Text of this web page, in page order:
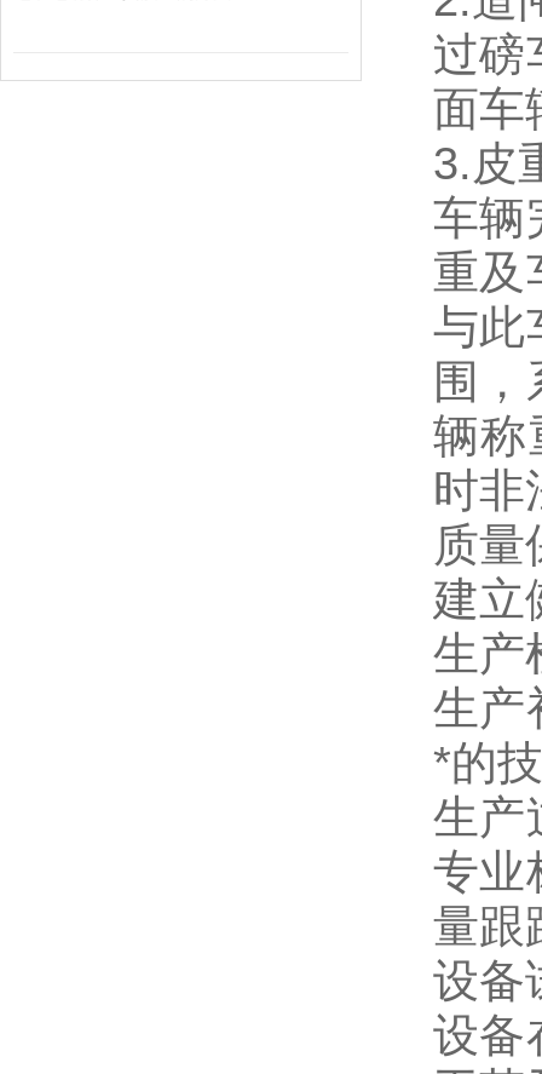
过磅
面车
3.皮
车辆
重及
与此
围
辆称
时非
质量
建立
生产
生产
*的
生产
专业
量跟
设备
设备